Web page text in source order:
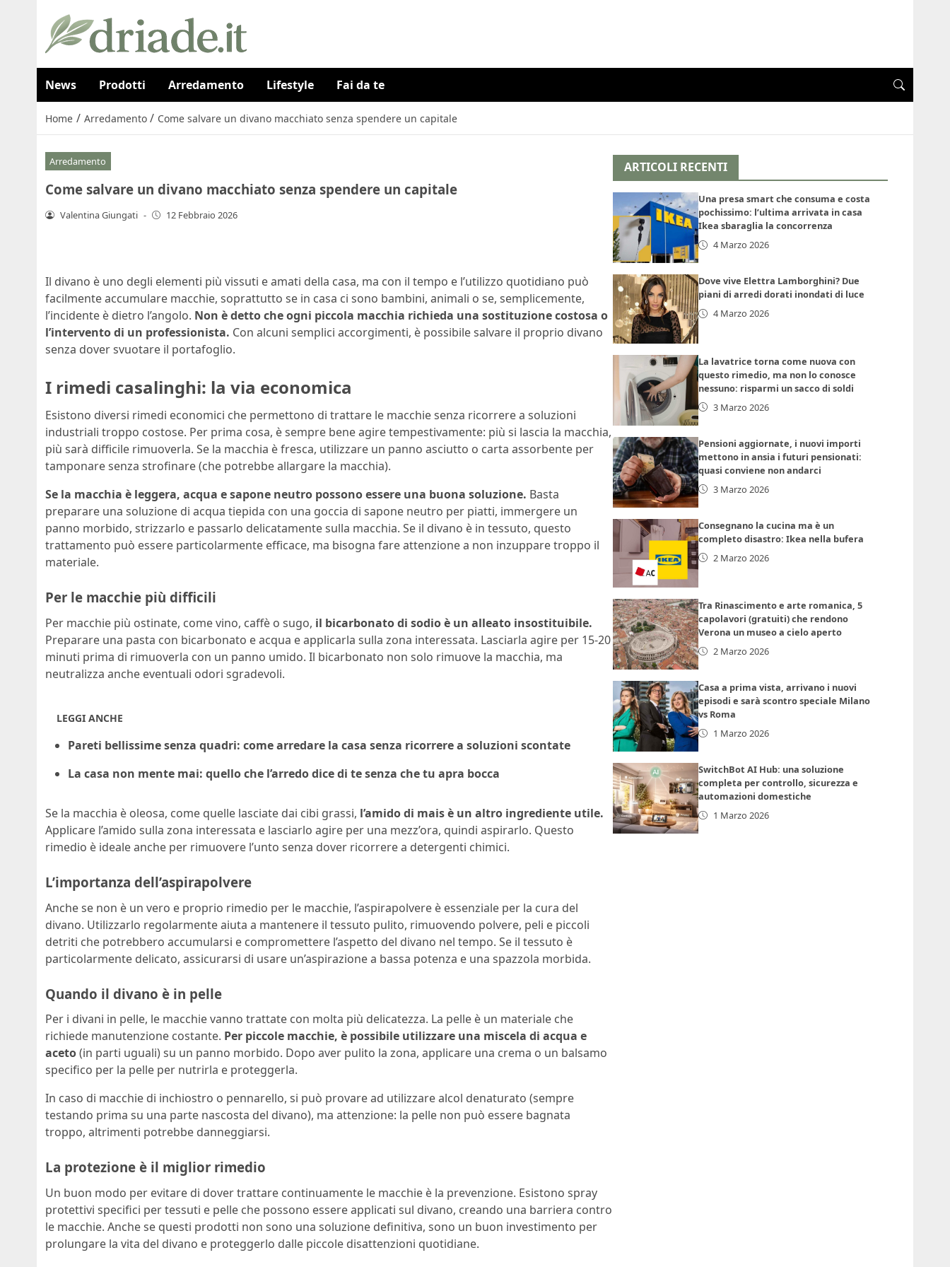
News Prodotti Arredamento Lifestyle Fai da te
Home / Arredamento / Come salvare un divano macchiato senza spendere un capitale
Arredamento
Come salvare un divano macchiato senza spendere un capitale
Valentina Giungati - 12 Febbraio 2026
Il divano è uno degli elementi più vissuti e amati della casa, ma con il tempo e l’utilizzo quotidiano può
facilmente accumulare macchie, soprattutto se in casa ci sono bambini, animali o se, semplicemente,
l’incidente è dietro l’angolo. Non è detto che ogni piccola macchia richieda una sostituzione costosa o
l’intervento di un professionista. Con alcuni semplici accorgimenti, è possibile salvare il proprio divano
senza dover svuotare il portafoglio.
I rimedi casalinghi: la via economica
Esistono diversi rimedi economici che permettono di trattare le macchie senza ricorrere a soluzioni
industriali troppo costose. Per prima cosa, è sempre bene agire tempestivamente: più si lascia la macchia,
più sarà difficile rimuoverla. Se la macchia è fresca, utilizzare un panno asciutto o carta assorbente per
tamponare senza strofinare (che potrebbe allargare la macchia).
Se la macchia è leggera, acqua e sapone neutro possono essere una buona soluzione. Basta
preparare una soluzione di acqua tiepida con una goccia di sapone neutro per piatti, immergere un
panno morbido, strizzarlo e passarlo delicatamente sulla macchia. Se il divano è in tessuto, questo
trattamento può essere particolarmente efficace, ma bisogna fare attenzione a non inzuppare troppo il
materiale.
Per le macchie più difficili
Per macchie più ostinate, come vino, caffè o sugo, il bicarbonato di sodio è un alleato insostituibile.
Preparare una pasta con bicarbonato e acqua e applicarla sulla zona interessata. Lasciarla agire per 15-20
minuti prima di rimuoverla con un panno umido. Il bicarbonato non solo rimuove la macchia, ma
neutralizza anche eventuali odori sgradevoli.
LEGGI ANCHE
Pareti bellissime senza quadri: come arredare la casa senza ricorrere a soluzioni scontate
La casa non mente mai: quello che l’arredo dice di te senza che tu apra bocca
Se la macchia è oleosa, come quelle lasciate dai cibi grassi, l’amido di mais è un altro ingrediente utile.
Applicare l’amido sulla zona interessata e lasciarlo agire per una mezz’ora, quindi aspirarlo. Questo
rimedio è ideale anche per rimuovere l’unto senza dover ricorrere a detergenti chimici.
L’importanza dell’aspirapolvere
Anche se non è un vero e proprio rimedio per le macchie, l’aspirapolvere è essenziale per la cura del
divano. Utilizzarlo regolarmente aiuta a mantenere il tessuto pulito, rimuovendo polvere, peli e piccoli
detriti che potrebbero accumularsi e compromettere l’aspetto del divano nel tempo. Se il tessuto è
particolarmente delicato, assicurarsi di usare un’aspirazione a bassa potenza e una spazzola morbida.
Quando il divano è in pelle
Per i divani in pelle, le macchie vanno trattate con molta più delicatezza. La pelle è un materiale che
richiede manutenzione costante. Per piccole macchie, è possibile utilizzare una miscela di acqua e
aceto(in parti uguali) su un panno morbido. Dopo aver pulito la zona, applicare una crema o un balsamo
specifico per la pelle per nutrirla e proteggerla.
In caso di macchie di inchiostro o pennarello, si può provare ad utilizzare alcol denaturato (sempre
testando prima su una parte nascosta del divano), ma attenzione: la pelle non può essere bagnata
troppo, altrimenti potrebbe danneggiarsi.
La protezione è il miglior rimedio
Un buon modo per evitare di dover trattare continuamente le macchie è la prevenzione. Esistono spray
protettivi specifici per tessuti e pelle che possono essere applicati sul divano, creando una barriera contro
le macchie. Anche se questi prodotti non sono una soluzione definitiva, sono un buon investimento per
prolungare la vita del divano e proteggerlo dalle piccole disattenzioni quotidiane.
ARTICOLI RECENTI
Una presa smart che consuma e costa
pochissimo: l’ultima arrivata in casa
Ikea sbaraglia la concorrenza
4 Marzo 2026
Dove vive Elettra Lamborghini? Due
piani di arredi dorati inondati di luce
4 Marzo 2026
La lavatrice torna come nuova con
questo rimedio, ma non lo conosce
nessuno: risparmi un sacco di soldi
3 Marzo 2026
Pensioni aggiornate, i nuovi importi
mettono in ansia i futuri pensionati:
quasi conviene non andarci
3 Marzo 2026
Consegnano la cucina ma è un
completo disastro: Ikea nella bufera
2 Marzo 2026
Tra Rinascimento e arte romanica, 5
capolavori (gratuiti) che rendono
Verona un museo a cielo aperto
2 Marzo 2026
Casa a prima vista, arrivano i nuovi
episodi e sarà scontro speciale Milano
vs Roma
1 Marzo 2026
SwitchBot AI Hub: una soluzione
completa per controllo, sicurezza e
automazioni domestiche
1 Marzo 2026